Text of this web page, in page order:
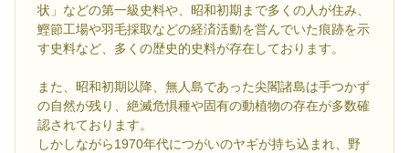
状」などの第一級史料や、昭和初期まで多くの人が住み、
鰹節工場や羽毛採取などの経済活動を営んでいた痕跡を示
す史料など、多くの歴史的史料が存在しております。
また、昭和初期以降、無人島であった尖閣諸島は手つかず
の自然が残り、絶滅危惧種や固有の動植物の存在が多数確
認されております。
しかしながら1970年代につがいのヤギが持ち込まれ、野